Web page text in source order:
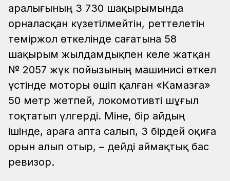
аралығының 3 730 шақырымында
орналасқан күзетілмейтін, реттелетін
теміржол өткелінде сағатына 58
шақырым жылдамдықпен келе жатқан
№ 2057 жүк пойызының машинисі өткел
үстінде моторы өшіп қалған «Камазға»
50 метр жетпей, локомотивті шұғыл
тоқтатып үлгерді. Міне, бір айдың
ішінде, араға апта салып, 3 бірдей оқиға
орын алып отыр, – дейді аймақтық бас
ревизор.